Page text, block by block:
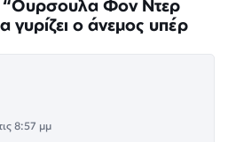
“Ουρσουλα Φον Ντερ
ο άνεμος υπέρ
8:57 μμ